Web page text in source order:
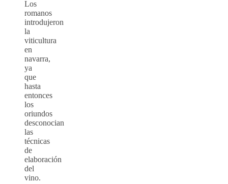
Los
romanos
introdujeron
la
viticultura
en
navarra,
ya
que
hasta
entonces
los
oriundos
desconocian
las
técnicas
de
elaboración
del
vino.